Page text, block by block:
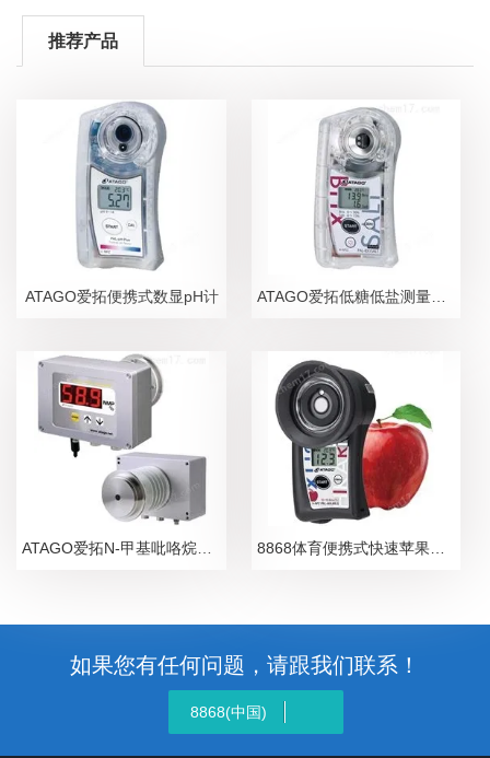
推荐产品
ATAGO爱拓便携式数显pH计 ATAGO爱拓低糖低盐测量糖盐度计
8868体育便携式快速苹果无损糖度计
如果您有任何问题，请跟我们联系！
8868(中国)